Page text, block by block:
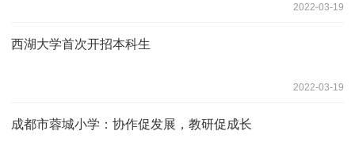
2022-03-19
西湖大学首次开招本科生
2022-03-19
成都市蓉城小学：协作促发展，教研促成长